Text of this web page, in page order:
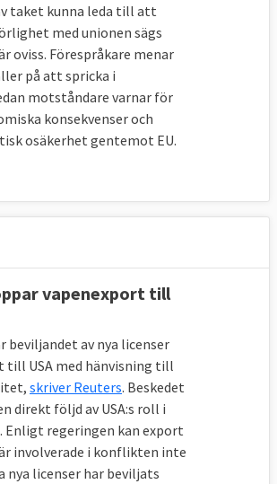
taket kunna leda till att
med unionen sägs
oviss. Förespråkare menar
på att spricka i
motståndare varnar för
konsekvenser och
osäkerhet gentemot EU.
vapenexport till
beviljandet av nya licenser
till USA med hänvisning till
skriver Reuters. Beskedet
direkt följd av USA:s roll i
regeringen kan export
involverade i konflikten inte
nya licenser har beviljats